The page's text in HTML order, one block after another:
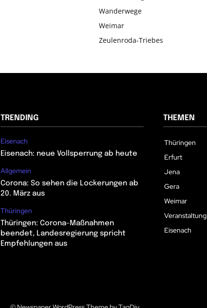
Wanderwege
Weimar
Zeulenroda-Triebes
TRENDING
Eisenach
Eisenach: neue Vollsperrung ab heute
Allgemein
Corona: So sehen die Lockerungen ab
20. März aus
Thüringen
Thüringen: Corona-Maßnahmen
beendet, Landesregierung spricht
Empfehlungen aus
THEMEN
Thüringen
Erfurt
Jena
Gera
Weimar
Veranstaltung
Eisenach